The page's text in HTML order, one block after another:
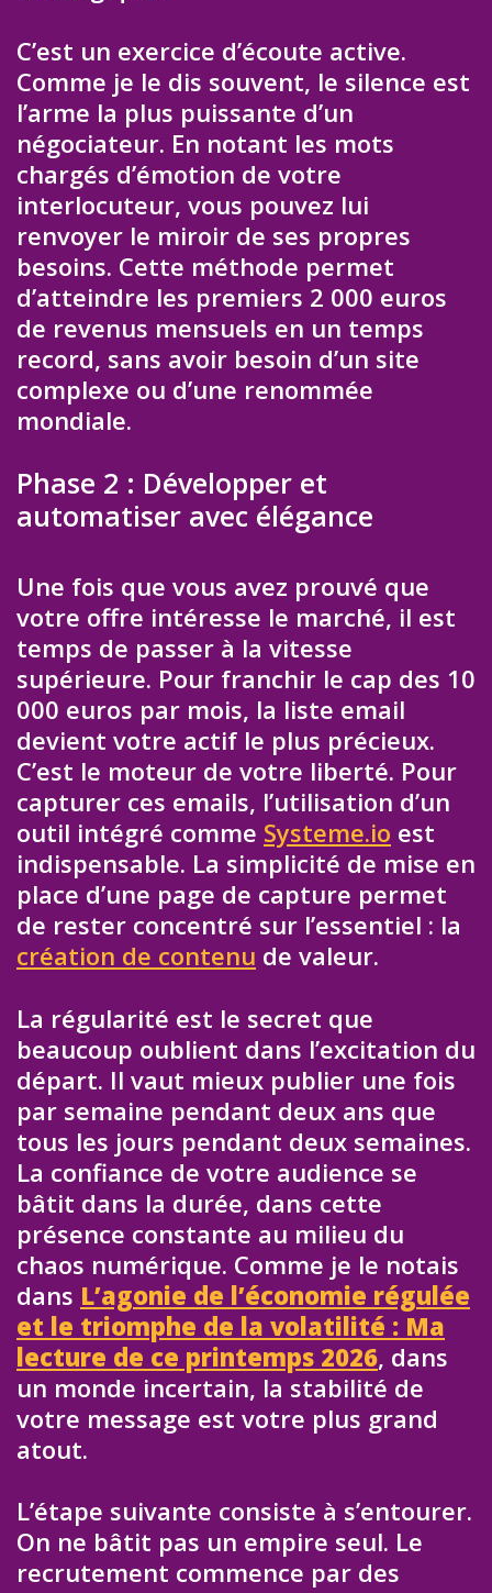
C’est un exercice d’écoute active.
Comme je le dis souvent, le silence est
l’arme la plus puissante d’un
négociateur. En notant les mots
chargés d’émotion de votre
interlocuteur, vous pouvez lui
renvoyer le miroir de ses propres
besoins. Cette méthode permet
d’atteindre les premiers 2 000 euros
de revenus mensuels en un temps
record, sans avoir besoin d’un site
complexe ou d’une renommée
mondiale.
Phase 2 : Développer et
automatiser avec élégance
Une fois que vous avez prouvé que
votre offre intéresse le marché, il est
temps de passer à la vitesse
supérieure. Pour franchir le cap des 10
000 euros par mois, la liste email
devient votre actif le plus précieux.
C’est le moteur de votre liberté. Pour
capturer ces emails, l’utilisation d’un
outil intégré comme Systeme.io est
indispensable. La simplicité de mise en
place d’une page de capture permet
de rester concentré sur l’essentiel : la
création de contenu de valeur.
La régularité est le secret que
beaucoup oublient dans l’excitation du
départ. Il vaut mieux publier une fois
par semaine pendant deux ans que
tous les jours pendant deux semaines.
La confiance de votre audience se
bâtit dans la durée, dans cette
présence constante au milieu du
chaos numérique. Comme je le notais
dans L’agonie de l’économie régulée
et le triomphe de la volatilité : Ma
lecture de ce printemps 2026, dans
un monde incertain, la stabilité de
votre message est votre plus grand
atout.
L’étape suivante consiste à s’entourer.
On ne bâtit pas un empire seul. Le
recrutement commence par des